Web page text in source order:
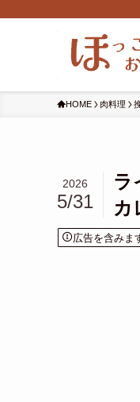
HOME 肉料理
ラ
カ
2026
5/31
広告を含みま